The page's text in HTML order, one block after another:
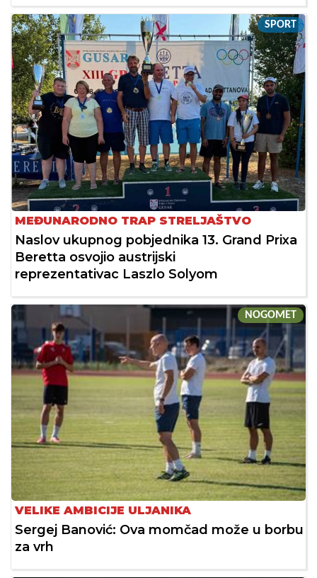
SPORT
MEĐUNARODNO TRAP STRELJAŠTVO
Naslov ukupnog pobjednika 13. Grand Prixa
Beretta osvojio austrijski
reprezentativac Laszlo Solyom
NOGOMET
VELIKE AMBICIJE ULJANIKA
Sergej Banović: Ova momčad može u borbu
za vrh